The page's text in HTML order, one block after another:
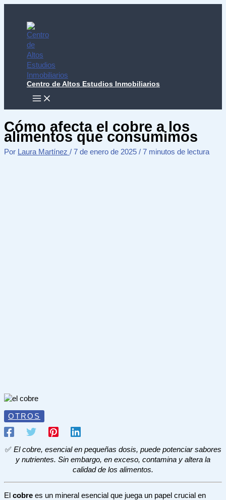
contenido
Centro de Altos Estudios Inmobiliarios
MAIN
MENU
Cómo afecta el cobre a los
alimentos que consumimos
Por Laura Martínez / 7 de enero de 2025 / 7 minutos de lectura
OTROS
✅ El cobre, esencial en pequeñas dosis, puede potenciar sabores
y nutrientes. Sin embargo, en exceso, contamina y altera la
calidad de los alimentos.
El cobre es un mineral esencial que juega un papel crucial en